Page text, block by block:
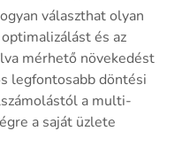
választhat olyan
és az
mérhető növekedést
legfontosabb döntési
a multi-
a saját üzlete